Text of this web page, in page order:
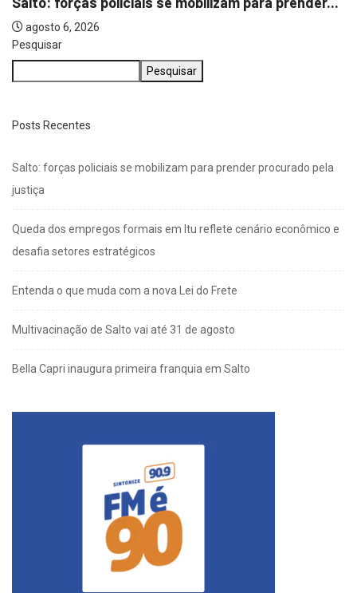
Pesquisar
Pesquisar
Posts Recentes
Salto: forças policiais se mobilizam para prender procurado pela
justiça
Queda dos empregos formais em Itu reflete cenário econômico e
desafia setores estratégicos
Entenda o que muda com a nova Lei do Frete
Multivacinação de Salto vai até 31 de agosto
Bella Capri inaugura primeira franquia em Salto